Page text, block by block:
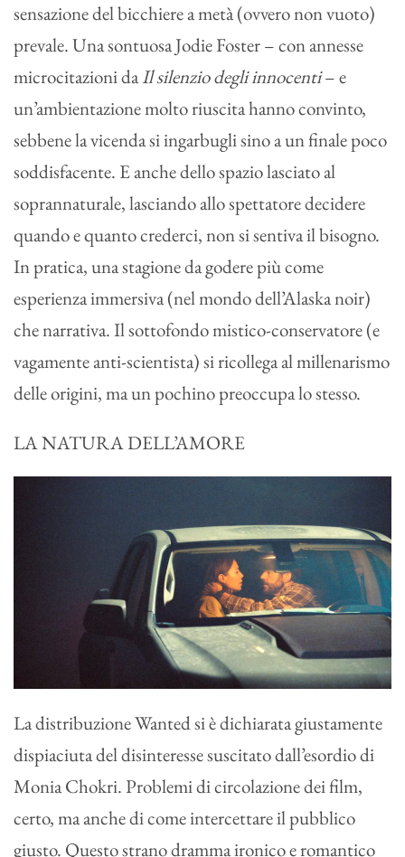
sensazione del bicchiere a metà (ovvero non vuoto)
prevale. Una sontuosa Jodie Foster – con annesse
microcitazioni daIl silenzio degli innocenti– e
un’ambientazione molto riuscita hanno convinto,
sebbene la vicenda si ingarbugli sino a un finale poco
soddisfacente. E anche dello spazio lasciato al
soprannaturale, lasciando allo spettatore decidere
quando e quanto crederci, non si sentiva il bisogno.
In pratica, una stagione da godere più come
esperienza immersiva (nel mondo dell’Alaska noir)
che narrativa. Il sottofondo mistico-conservatore (e
vagamente anti-scientista) si ricollega al millenarismo
delle origini, ma un pochino preoccupa lo stesso.
LA NATURA DELL’AMORE
La distribuzione Wanted si è dichiarata giustamente
dispiaciuta del disinteresse suscitato dall’esordio di
Monia Chokri. Problemi di circolazione dei film,
certo, ma anche di come intercettare il pubblico
giusto. Questo strano dramma ironico e romantico